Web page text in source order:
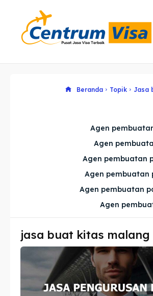
Explore our
Imta
Legalisir
Apostille
Explore our
Imta
Legalisir
Apostille
Beranda Topik Jasa
Agen
Agen
Agen pembuatan
Agen pembuatan
Agen pembuatan
Agen
jasa buat kitas malang